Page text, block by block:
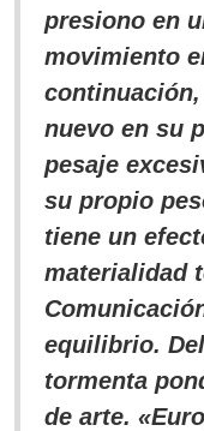
presiono en
movimiento
continuación,
nuevo en su
pesaje
su propio
tiene un
materialidad
equilibrio.
tormenta
de arte.